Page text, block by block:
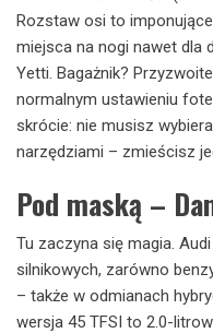
Rozstaw osi to
miejsca na nogi nawet dla
Yetti. Bagażnik?
normalnym ustawieniu
skrócie: nie musisz
narzędziami – zmieścisz
Pod maską –
Tu zaczyna się magia.
silnikowych, zarówno
– także w odmianach
wersja 45 TFSI to 2.0-